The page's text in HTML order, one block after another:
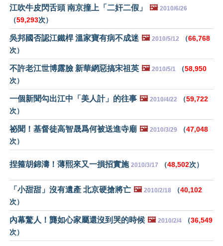
江吹牛皮閃舌頭 南京撞上「二奸二假」 🖼️ 2010/6/26
（59,293次）
吳邦國否認江鐵桿 溫家寶有病不成迷 🖼️ 2010/5/12 （66,768
次）
不許老江世博露臉 新華網惡搞宋祖英 🖼️ 2010/5/1 （58,950
次）
一個新聞勾出江中「美人計」的往事 🖼️ 2010/4/22 （59,722
次）
祕聞！基督徒高智晟爲何被送進寺廟 🖼️ 2010/3/29 （47,048
次）
捏箍胡錦濤！薄熙來又一損招實施 2010/3/17 （48,502次）
「小甜甜」沒有遺產 北京硬搶將亡 🖼️ 2010/2/18 （40,102
次）
內幕驚人！龔如心家屬還沒到哭的時候 🖼️ 2010/2/4 （36,549
次）